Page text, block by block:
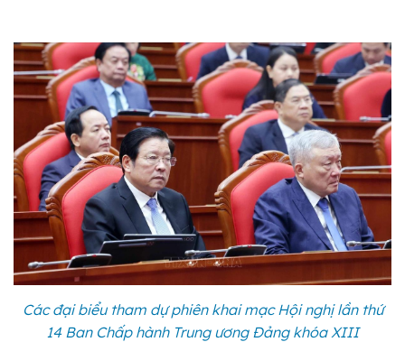
Các đại biểu tham dự phiên khai mạc Hội nghị lần thứ
14 Ban Chấp hành Trung ương Đảng khóa XIII